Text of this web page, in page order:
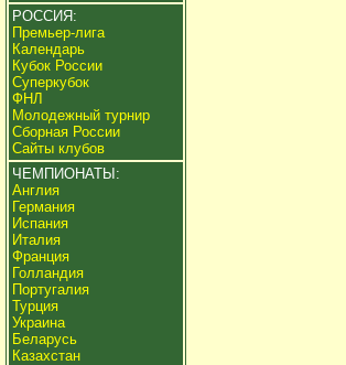
РОССИЯ:
Премьер-лига
Календарь
Кубок России
Суперкубок
ФНЛ
Молодежный турнир
Сборная России
Сайты клубов
ЧЕМПИОНАТЫ:
Англия
Германия
Испания
Италия
Франция
Голландия
Португалия
Турция
Украина
Беларусь
Казахстан